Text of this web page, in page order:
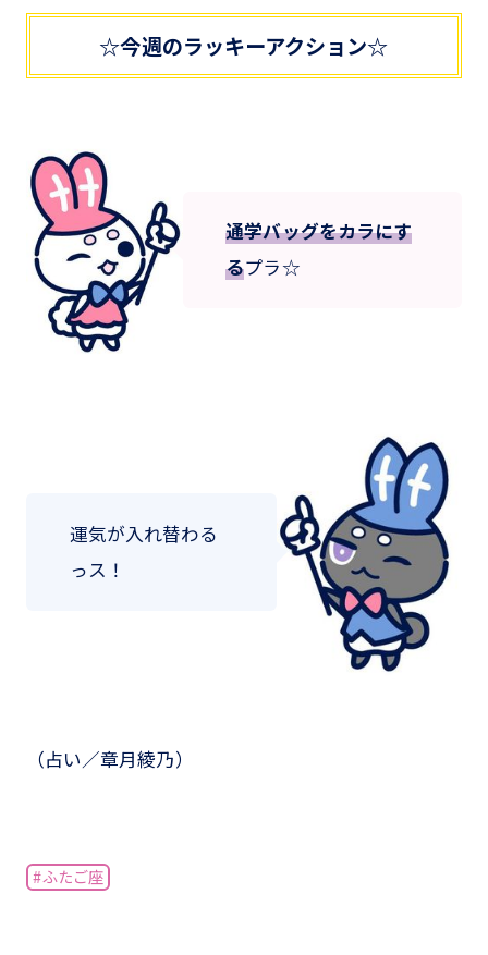
☆今週のラッキーアクション☆
通学バッグをカラにす
るプラ☆
運気が入れ替わる
っス！
（占い／章月綾乃）
#ふたご座